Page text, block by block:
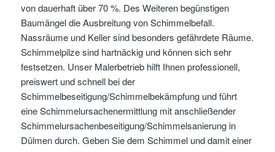
von dauerhaft über 70 %. Des Weiteren begünstigen
Baumängel die Ausbreitung von Schimmelbefall.
Nassräume und Keller sind besonders gefährdete Räume.
Schimmelpilze sind hartnäckig und können sich sehr
festsetzen. Unser Malerbetrieb hilft Ihnen professionell,
preiswert und schnell bei der
Schimmelbeseitigung/Schimmelbekämpfung und führt
eine Schimmelursachenermittlung mit anschließender
Schimmelursachenbeseitigung/Schimmelsanierung in
Dülmen durch. Geben Sie dem Schimmel und damit einer